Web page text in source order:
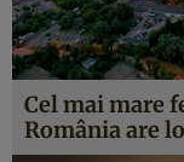
Cel mai mare
România are